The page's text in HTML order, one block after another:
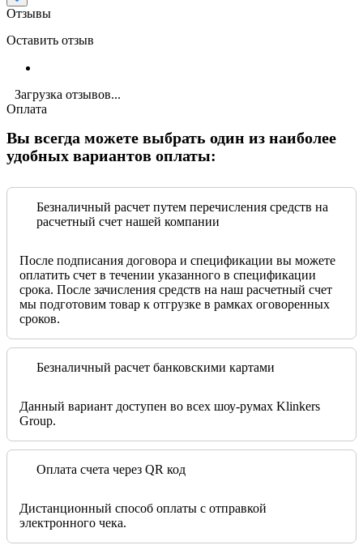
Отзывы
Оставить отзыв
Загрузка отзывов...
Оплата
Вы всегда можете выбрать один из наиболее
удобных вариантов оплаты:
Безналичный расчет путем перечисления средств на
расчетный счет нашей компании
После подписания договора и спецификации вы можете
оплатить счет в течении указанного в спецификации
срока. После зачисления средств на наш расчетный счет
мы подготовим товар к отгрузке в рамках оговоренных
сроков.
Безналичный расчет банковскими картами
Данный вариант доступен во всех шоу-румах Klinkers
Group.
Оплата счета через QR код
Дистанционный способ оплаты с отправкой
электронного чека.